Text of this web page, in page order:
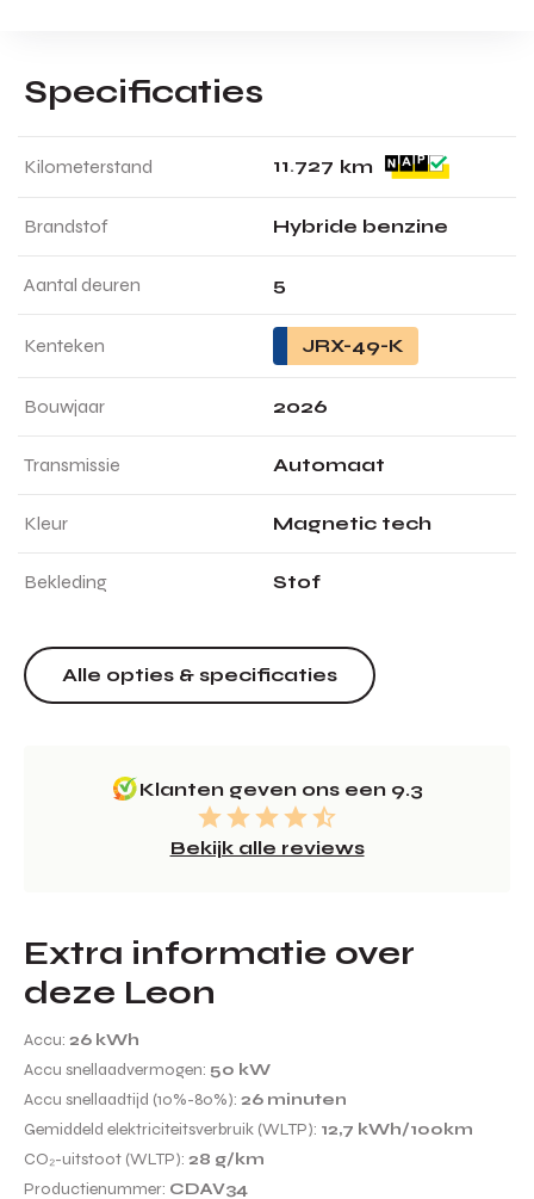
Specificaties
Kilometerstand 11.727 km
Brandstof Hybride benzine
Aantal deuren 5
Kenteken JRX-49-K
Bouwjaar 2026
Transmissie Automaat
Kleur Magnetic tech
Bekleding Stof
Alle opties & specificaties
Klanten geven ons een 9.3
Bekijk alle reviews
Extra informatie over
deze Leon
Accu: 26 kWh
Accu snellaadvermogen: 50 kW
Accu snellaadtijd (10%-80%): 26 minuten
Gemiddeld elektriciteitsverbruik (WLTP): 12,7 kWh/100km
CO₂-uitstoot (WLTP): 28 g/km
Productienummer: CDAV34